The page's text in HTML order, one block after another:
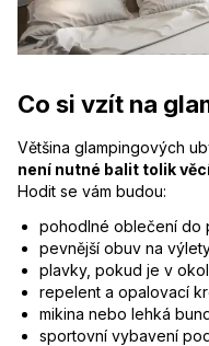
Co si vzít na
Většina glampingových
není nutné balit tolik
Hodit se vám budou:
pohodlné oblečení do
pevnější obuv na
plavky, pokud je v
repelent a opalovací
mikina nebo lehká
sportovní vybavení